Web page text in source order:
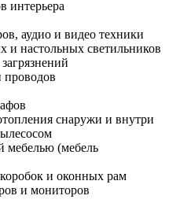
интерьера
аудио и видео техники
и настольных светильников
проводов
снаружи и внутри
мебелью (мебель
и оконных рам
и мониторов